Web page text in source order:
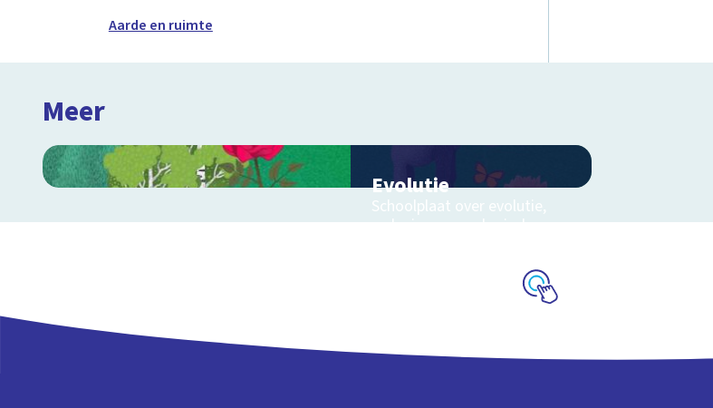
Aarde en ruimte
Meer
Evolutie
Schoolplaat over evolutie,
ordening en geologische